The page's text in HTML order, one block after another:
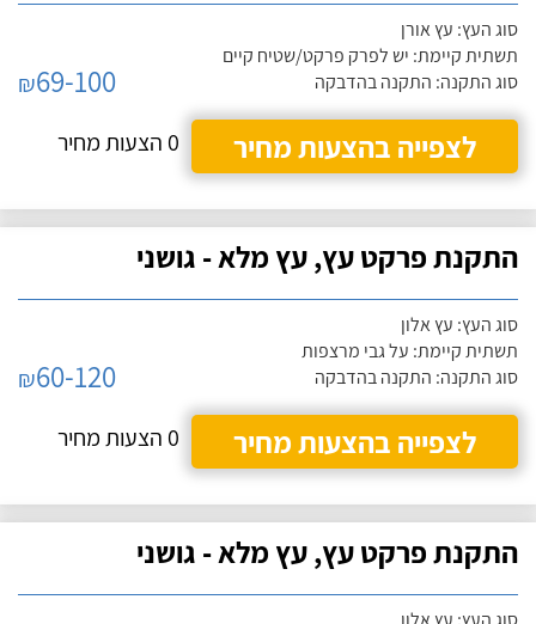
סוג העץ: עץ אורן
תשתית קיימת: יש לפרק פרקט/שטיח קיים
סוג התקנה: התקנה בהדבקה
₪69-100
לצפייה בהצעות מחיר
0 הצעות מחיר
התקנת פרקט עץ, עץ מלא - גושני
סוג העץ: עץ אלון
תשתית קיימת: על גבי מרצפות
סוג התקנה: התקנה בהדבקה
₪60-120
לצפייה בהצעות מחיר
0 הצעות מחיר
התקנת פרקט עץ, עץ מלא - גושני